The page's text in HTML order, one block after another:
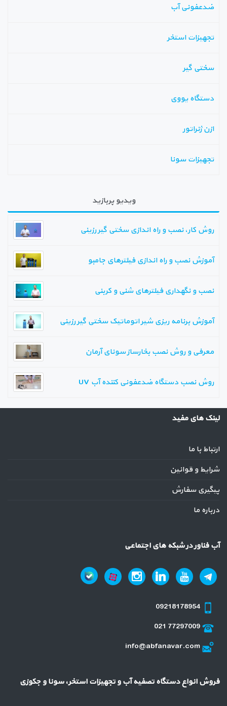
ضدعفونی آب
تجهیزات استخر
سختی گیر
دستگاه یووی
ازن ژنراتور
تجهیزات سونا
ویدیو پربازید
روش کار، نصب و راه اندازی سختی گیر رزینی
آموزش نصب و راه اندازی فیلترهای جامبو
نصب و نگهداری فیلترهای شنی و کربنی
آموزش برنامه ریزی شیر اتوماتیک سختی گیر رزینی
معرفی و روش نصب بخارساز سونای آرمان
روش نصب دستگاه ضدعفونی کننده آب UV
لینک های مفید
ارتباط با ما
شرایط و قوانین
پیگیری سفارش
درباره ما
آب فناور در شبکه های اجتماعی
09218178954
021 77297009
info@abfanavar.com
فروش انواع دستگاه تصفیه آب و تجهیزات استخر، سونا و جکوزی